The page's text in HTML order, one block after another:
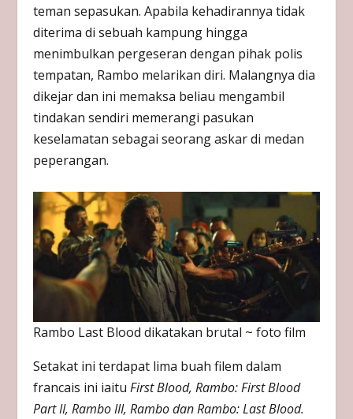
teman sepasukan. Apabila kehadirannya tidak
diterima di sebuah kampung hingga
menimbulkan pergeseran dengan pihak polis
tempatan, Rambo melarikan diri. Malangnya dia
dikejar dan ini memaksa beliau mengambil
tindakan sendiri memerangi pasukan
keselamatan sebagai seorang askar di medan
peperangan.
Rambo Last Blood dikatakan brutal ~ foto film
Setakat ini terdapat lima buah filem dalam
francais ini iaituFirst Blood, Rambo: First Blood
Part II, Rambo III, Rambo dan Rambo: Last Blood.